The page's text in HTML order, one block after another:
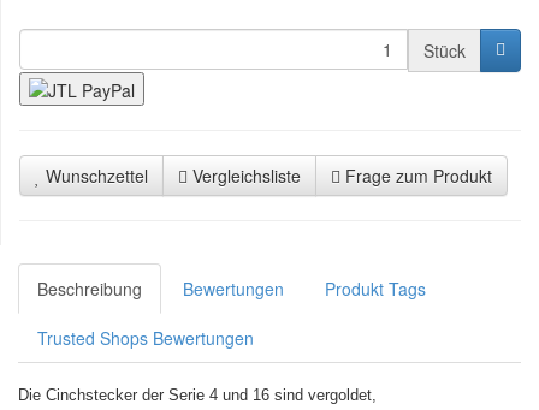
Stück
Wunschzettel Vergleichsliste Frage zum Produkt
Beschreibung Bewertungen Produkt Tags
Trusted Shops Bewertungen
Die Cinchstecker der Serie 4 und 16 sind vergoldet,